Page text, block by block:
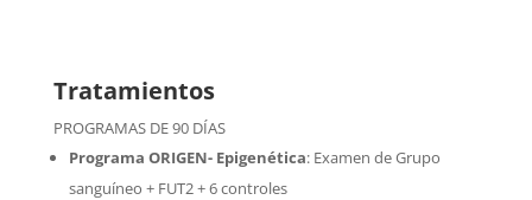
Tratamientos
PROGRAMAS DE 90 DÍAS
Programa ORIGEN- Epigenética:Examen de Grupo
sanguíneo + FUT2 + 6 controles